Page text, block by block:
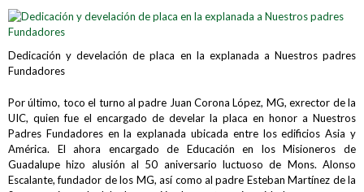
Dedicación y develación de placa en la explanada a Nuestros padres
Fundadores
Por último, toco el turno al padre Juan Corona López, MG, exrector de la
UIC, quien fue el encargado de develar la placa en honor a Nuestros
Padres Fundadores en la explanada ubicada entre los edificios Asia y
América. El ahora encargado de Educación en los Misioneros de
Guadalupe hizo alusión al 50 aniversario luctuoso de Mons. Alonso
Escalante, fundador de los MG, así como al padre Esteban Martínez de la